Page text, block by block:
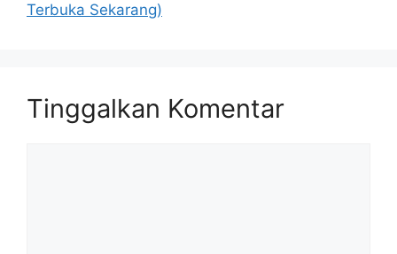
Terbuka Sekarang)
Tinggalkan Komentar